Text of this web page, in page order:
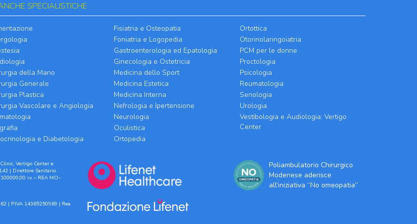
SPECIALISTICHE
della Mano
Generale
Plastica
Vascolare e Angiologia
e Diabetologia
Fisiatria e Osteopatia
Foniatria e Logopedia
Gastroenterologia ed Epatologia
Ginecologia e Ostetricia
Medicina dello Sport
Medicina Estetica
Medicina Interna
Nefrologia e Ipertensione
Neurologia
Oculistica
Ortopedia
Ortottica
Otorinolaringoiatria
PCM per le donne
Proctologia
Psicologia
Reumatologia
Senologia
Urologia
Vestibologia e Audiologia: Vertigo
Center
Vertigo Center e
| Direttore Sanitario
i.v. – REA MO-
| P.IVA 14365250969 | Rea
Poliambulatorio Chirurgico
Modenese aderisce
all’iniziativa “No omeopatia”